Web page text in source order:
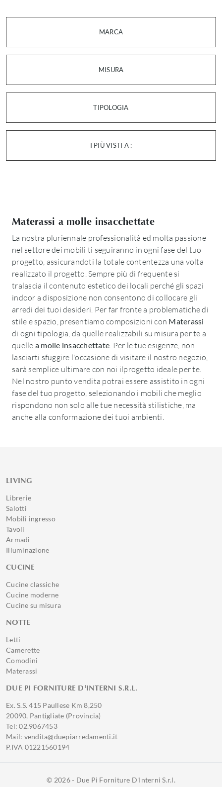
MARCA
MISURA
TIPOLOGIA
I PIÙ VISTI A :
Materassi a molle insacchettate
La nostra pluriennale professionalità ed molta passione
nel settore dei mobili ti seguiranno in ogni fase del tuo
progetto, assicurandoti la totale contentezza una volta
realizzato il progetto. Sempre più di frequente si
tralascia il contenuto estetico dei locali perché gli spazi
indoor a disposizione non consentono di collocare gli
arredi dei tuoi desideri. Per far fronte a problematiche di
stile e spazio, presentiamo composizioni con Materassi
di ogni tipologia, da quelle realizzabili su misura per te a
quelle a molle insacchettate. Per le tue esigenze, non
lasciarti sfuggire l'occasione di visitare il nostro negozio,
sarà semplice ultimare con noi ilprogetto ideale per te.
Nel nostro punto vendita potrai essere assistito in ogni
fase del tuo progetto, selezionando i mobili che meglio
rispondono non solo alle tue necessità stilistiche, ma
anche alla conformazione dei tuoi ambienti.
LIVING
Librerie
Salotti
Mobili ingresso
Tavoli
Armadi
Illuminazione
CUCINE
Cucine classiche
Cucine moderne
Cucine su misura
NOTTE
Letti
Camerette
Comodini
Materassi
DUE PI FORNITURE D'INTERNI S.R.L.
Ex. S.S. 415 Paullese Km 8,250
20090, Pantigliate (Provincia)
Tel: 02.9067453
Mail: vendita@duepiarredamenti.it
P.IVA 01221560194
© 2026 - Due Pi Forniture D'Interni S.r.l.